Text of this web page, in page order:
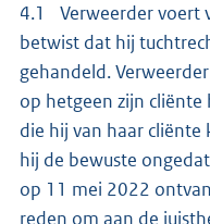
4.1 Verweerder voert
betwist dat hij
gehandeld.
op hetgeen zijn
die hij van haar
hij de bewuste
op 11 mei 2022
reden om aan de